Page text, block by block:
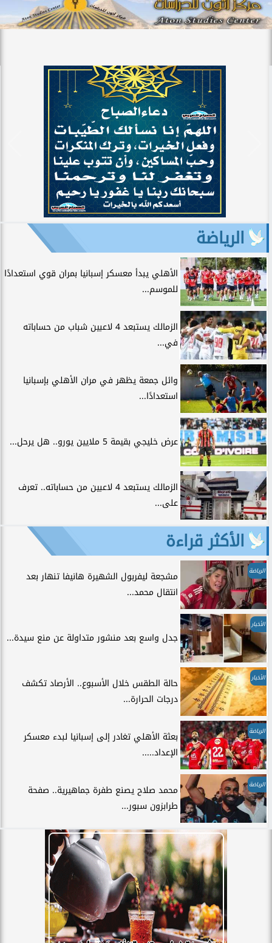
الرياضة
الأهلي يبدأ معسكر إسبانيا بمران قوي استعدادًا
للموسم...
الزمالك يستبعد 4 لاعبين شباب من حساباته
في...
وائل جمعة يظهر في مران الأهلي بإسبانيا
استعدادًا...
عرض خليجي بقيمة 5 ملايين يورو.. هل يرحل...
الزمالك يستبعد 4 لاعبين من حساباته.. تعرف
على...
الأكثر قراءة
الرياضة
مشجعة ليفربول الشهيرة هانيفا تنهار بعد
انتقال محمد...
الأخبار
جدل واسع بعد منشور متداولة عن منع سيدة...
الأخبار
حالة الطقس خلال الأسبوع.. الأرصاد تكشف
درجات الحرارة...
الرياضة
بعثة الأهلي تغادر إلى إسبانيا لبدء معسكر
الإعداد.....
الرياضة
محمد صلاح يصنع طفرة جماهيرية.. صفحة
طرابزون سبور...